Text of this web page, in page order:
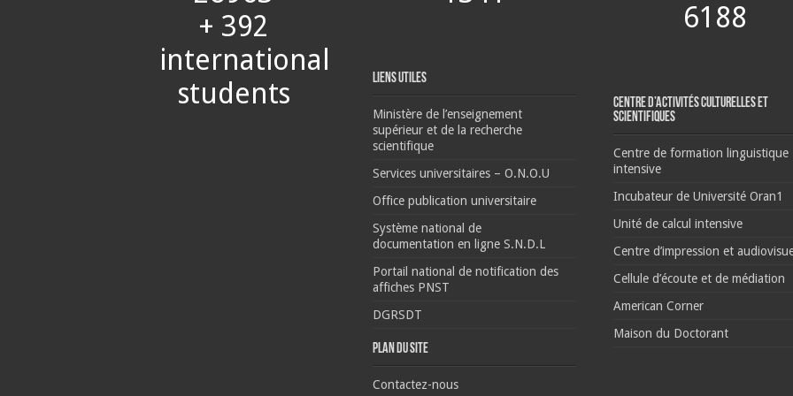
+ 392
international
students
Liens Utiles
Ministère de l’enseignement
supérieur et de la recherche
scientifique
Services universitaires – O.N.O.U
Office publication universitaire
Système national de
documentation en ligne S.N.D.L
Portail national de notification des
affiches PNST
DGRSDT
Plan du site
Contactez-nous
6188
Centre d’activités culturelles et
scientifiques
Centre de formation linguistique
intensive
Incubateur de Université Oran1
Unité de calcul intensive
Centre d’impression et
Cellule d’écoute et de médiation
American Corner
Maison du Doctorant